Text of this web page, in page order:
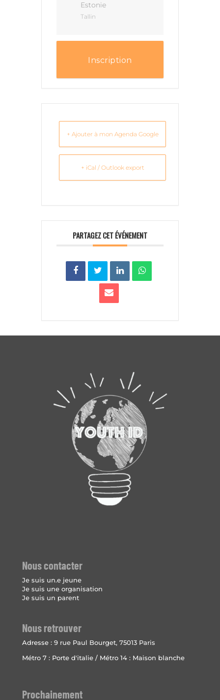
Estonie
Tallin
Inscription
+ Ajouter à mon Agenda Google
+ iCal / Outlook export
PARTAGEZ CET ÉVÉNEMENT
Nous contacter
Je suis un.e jeune
Je suis une organisation
Je suis un parent
Nous retrouver
Adresse : 9 rue Paul Bourget, 75013 Paris
Métro 7 : Porte d'italie / Métro 14 : Maison blanche
Prochainement